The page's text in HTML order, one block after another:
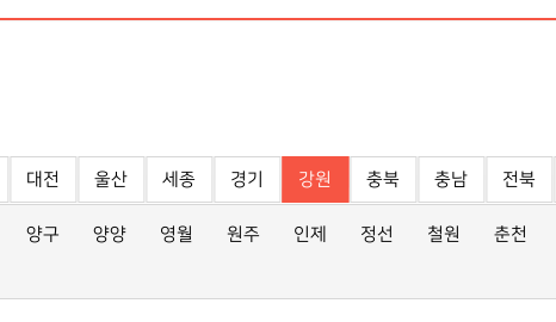
대전 울산 세종 경기 강원 충북 충남 전북
양구 양양 영월 원주 인제 정선 철원 춘천